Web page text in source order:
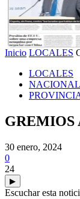
Inicio LOCALES
LOCALES
GREMIOS
30 enero, 2024
0
24
▶
Escuchar esta